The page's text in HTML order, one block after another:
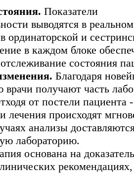
Показатели
выводятся в
ординаторской и
в каждом блоке
состояния
Благодаря
врачи получают часть
от постели пациента -
лечения происходят
анализы
лабораторию.
основана на
рекомендациях,